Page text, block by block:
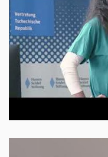
Povolit